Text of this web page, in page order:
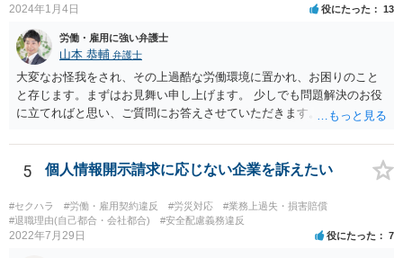
2024年1月4日 役にたった 13
労働・雇用に強い弁護士
山本 恭輔 弁護士
大変なお怪我をされ、その上過酷な労働環境に置かれ、お困りのこと
と存じます。まずはお見舞い申し上げます。 少しでも問題解決のお役
に立てればと思い、ご質問にお答えさせていただきます。 ご相談者の
我に関しては労災保険からの給付や会社からの損害賠償が、過重労働
に関しては未払残業代の支払が受けられる可能性がある事案とお見受
様々な事情のヒアリングや証拠資料の検討が必要になるため、今後の
方針の検討も含め、一度面談にて法律相談をされることをおすすめし
ます。
5 個人情報開示請求に応じない企業を訴えたい
#セクハラ #労働・雇用契約違反 #労災対応
#業務上過失・損害賠償
#退職理由(自己都合・会社都合)
#安全配慮義務違反
2022年7月29日 役にたった 7